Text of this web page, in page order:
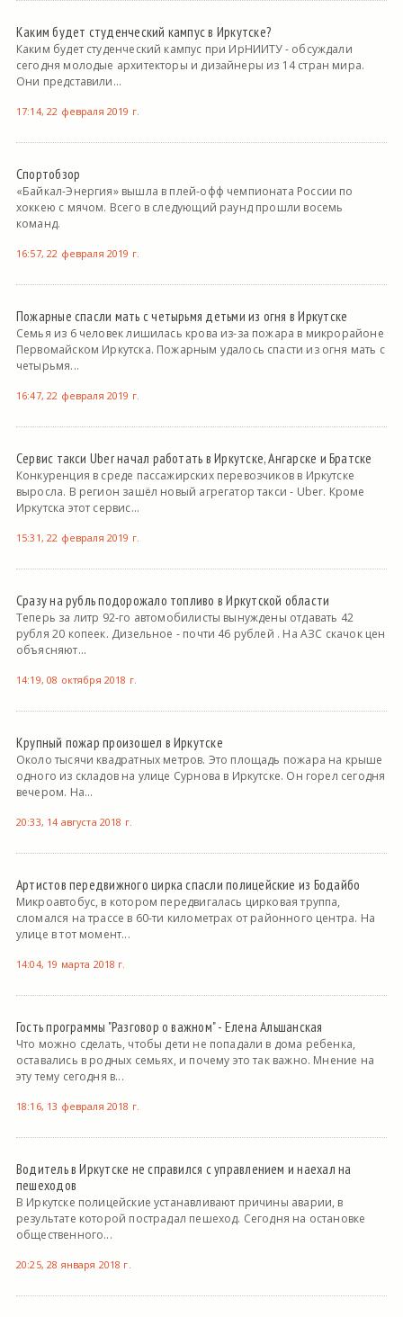
Каким будет студенческий кампус в Иркутске?
Каким будет студенческий кампус при ИрНИИТУ - обсуждали
сегодня молодые архитекторы и дизайнеры из 14 стран мира.
Они представили...
17:14, 22 февраля 2019 г.
Спортобзор
«Байкал-Энергия» вышла в плей-офф чемпионата России по
хоккею с мячом. Всего в следующий раунд прошли восемь
команд.
16:57, 22 февраля 2019 г.
Пожарные спасли мать с четырьмя детьми из огня в Иркутске
Семья из 6 человек лишилась крова из-за пожара в микрорайоне
Первомайском Иркутска. Пожарным удалось спасти из огня мать с
четырьмя...
16:47, 22 февраля 2019 г.
Сервис такси Uber начал работать в Иркутске, Ангарске и Братске
Конкуренция в среде пассажирских перевозчиков в Иркутске
выросла. В регион зашёл новый агрегатор такси - Uber. Кроме
Иркутска этот сервис...
15:31, 22 февраля 2019 г.
Сразу на рубль подорожало топливо в Иркутской области
Теперь за литр 92-го автомобилисты вынуждены отдавать 42
рубля 20 копеек. Дизельное - почти 46 рублей . На АЗС скачок цен
объясняют...
14:19, 08 октября 2018 г.
Крупный пожар произошел в Иркутске
Около тысячи квадратных метров. Это площадь пожара на крыше
одного из складов на улице Сурнова в Иркутске. Он горел сегодня
вечером. На...
20:33, 14 августа 2018 г.
Артистов передвижного цирка спасли полицейские из Бодайбо
Микроавтобус, в котором передвигалась цирковая труппа,
сломался на трассе в 60-ти километрах от районного центра. На
улице в тот момент...
14:04, 19 марта 2018 г.
Гость программы "Разговор о важном" - Елена Альшанская
Что можно сделать, чтобы дети не попадали в дома ребенка,
оставались в родных семьях, и почему это так важно. Мнение на
эту тему сегодня в...
18:16, 13 февраля 2018 г.
Водитель в Иркутске не справился с управлением и наехал на
пешеходов
В Иркутске полицейские устанавливают причины аварии, в
результате которой пострадал пешеход. Сегодня на остановке
общественного...
20:25, 28 января 2018 г.